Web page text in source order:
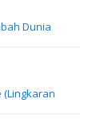
Dunia
(Lingkaran